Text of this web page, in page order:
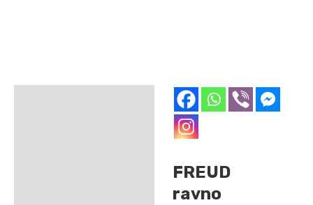
FREUD
ravno